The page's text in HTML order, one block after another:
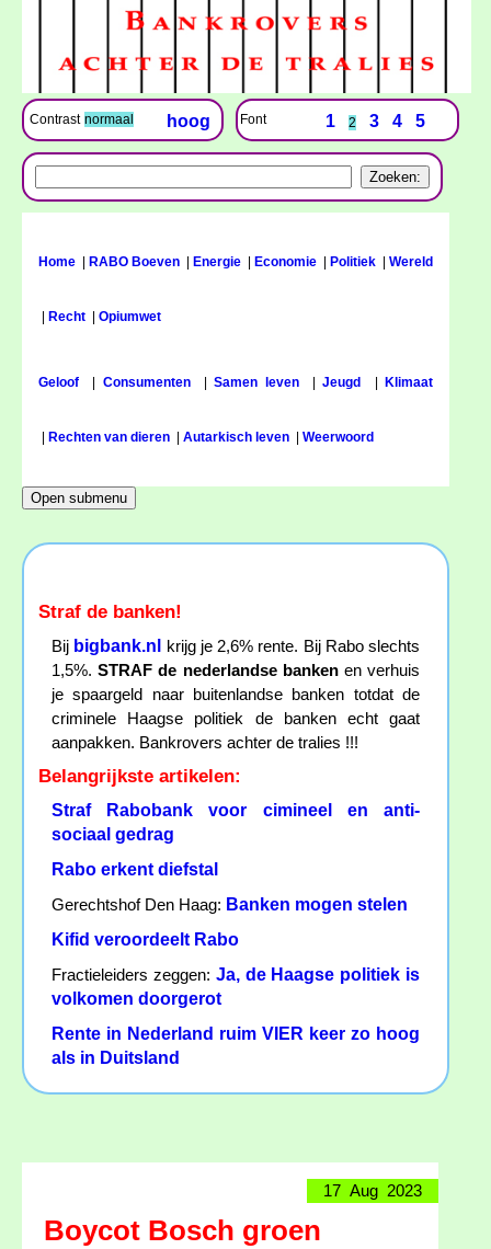
Contrast normaal hoog Font 1 2 3 4 5
Home RABO Boeven Energie Economie Politiek Wereld
Recht Opiumwet
Geloof Consumenten|Samen leven|Jeugd Klimaat
Rechten van dieren Autarkisch leven Weerwoord
Straf de banken!
Bij bigbank.nl
krijg je 2,6% rente. Bij Rabo slechts
1,5%.STRAF de nederlandse bankenen verhuis
je spaargeld naar buitenlandse banken totdat de
criminele Haagse politiek de banken echt gaat
aanpakken. Bankrovers achter de tralies !!!
Belangrijkste artikelen:
Straf Rabobank voor cimineel en anti-
sociaal gedrag
Rabo erkent diefstal
Gerechtshof Den Haag: Banken mogen stelen
Kifid veroordeelt Rabo
Fractieleiders zeggen: Ja, de Haagse politiek is
volkomen doorgerot
Rente in Nederland ruim VIER keer zo hoog
als in Duitsland
17 Aug 2023
Boycot Bosch groen